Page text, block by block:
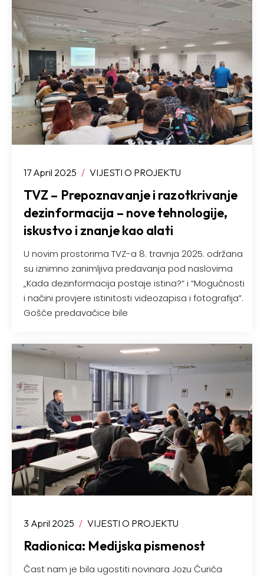
17 April 2025 / VIJESTI O PROJEKTU
TVZ – Prepoznavanje i razotkrivanje
dezinformacija – nove tehnologije,
iskustvo i znanje kao alati
U novim prostorima TVZ-a 8. travnja 2025. održana
su iznimno zanimljiva predavanja pod naslovima
„Kada dezinformacija postaje istina?“ i “Mogućnosti
i načini provjere istinitosti videozapisa i fotografija”.
Gošće predavačice bile
3 April 2025 / VIJESTI O PROJEKTU
Radionica: Medijska pismenost
Čast nam je bila ugostiti novinara Jozu Ćurića